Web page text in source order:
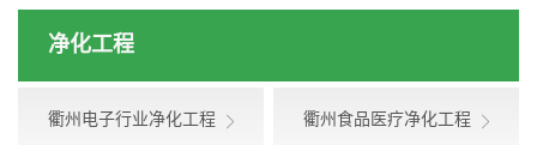
净化工程
衢州电子行业净化工程 衢州食品医疗净化工程